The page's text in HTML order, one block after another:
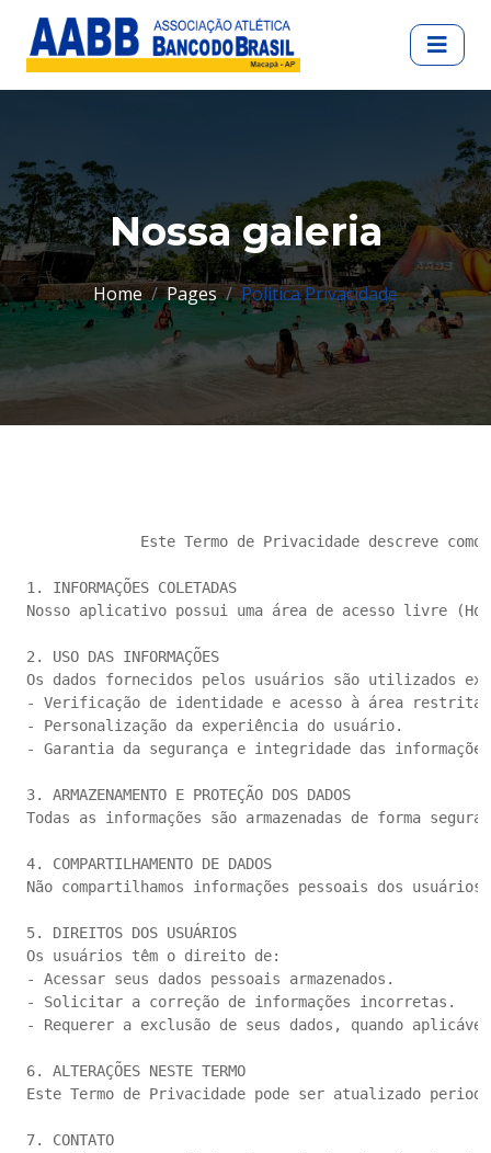
Nossa galeria
Home Pages Politica Privacidade
Este Termo de Privacidade descreve
1. INFORMAÇÕES COLETADAS
Nosso aplicativo possui uma área de acesso livre
2. USO DAS INFORMAÇÕES
Os dados fornecidos pelos usuários são utilizados
- Verificação de identidade e acesso à área restrita.
- Personalização da experiência do usuário.
- Garantia da segurança e integridade das
3. ARMAZENAMENTO E PROTEÇÃO DOS DADOS
Todas as informações são armazenadas de forma
4. COMPARTILHAMENTO DE DADOS
Não compartilhamos informações pessoais dos
5. DIREITOS DOS USUÁRIOS
Os usuários têm o direito de:
- Acessar seus dados pessoais armazenados.
- Solicitar a correção de informações incorretas.
- Requerer a exclusão de seus dados, quando
6. ALTERAÇÕES NESTE TERMO
Este Termo de Privacidade pode ser atualizado
7. CONTATO